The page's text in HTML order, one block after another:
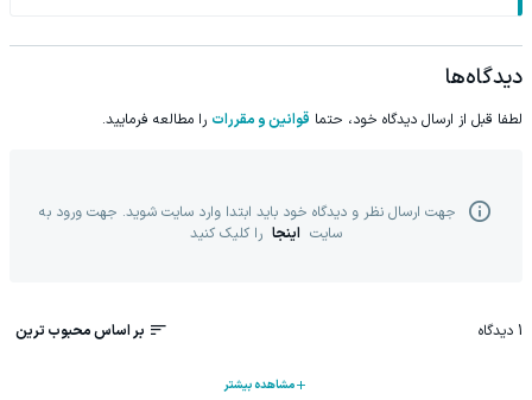
دیدگاه‌ها
لطفا قبل از ارسال دیدگاه خود، حتما قوانین و مقررات را مطالعه فرمایید.
جهت ارسال نظر و دیدگاه خود باید ابتدا وارد سایت شوید. جهت ورود به
سایت اینجا را کلیک کنید
1 دیدگاه بر اساس محبوب ترین
مشاهده بیشتر